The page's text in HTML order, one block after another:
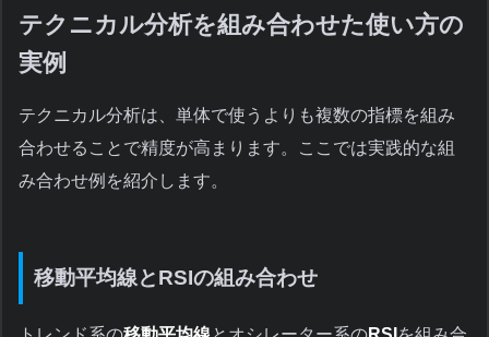
テクニカル分析を組み合わせた使い方の
実例
テクニカル分析は、単体で使うよりも複数の指標を組み
合わせることで精度が高まります。ここでは実践的な組
み合わせ例を紹介します。
移動平均線とRSIの組み合わせ